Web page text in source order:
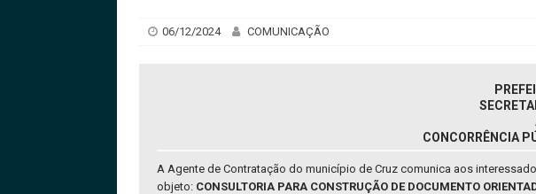
06/12/2024 COMUNICAÇÃO
CONCORRÊNCIA
A Agente de Contratação do município de Cruz comunica aos
objeto: CONSULTORIA PARA CONSTRUÇÃO DE DOCUMENTO